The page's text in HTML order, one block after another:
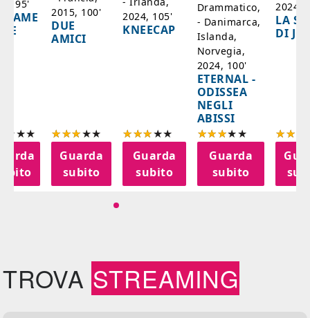
95'
2015, 100'
DUE
AMICI
Guarda
subito
2024, 105'
KNEECAP
Guarda
subito
Drammatico,
- Danimarca,
Islanda,
Norvegia,
2024, 100'
ETERNAL -
ODISSEA
NEGLI
ABISSI
Guarda
subito
2024,
LA
DI
TROVA STREAMING